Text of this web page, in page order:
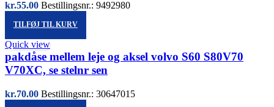
kr.55.00 Bestillingsnr.: 9492980
TILFØJ TIL KURV
Quick view
pakdåse mellem leje og aksel volvo S60 S80V70
V70XC, se stelnr sen
kr.70.00 Bestillingsnr.: 30647015